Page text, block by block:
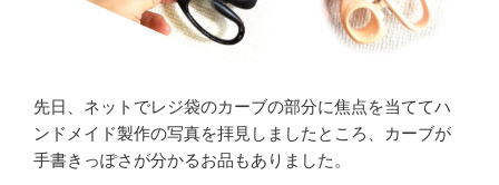
先日、ネットでレジ袋のカーブの部分に焦点を当ててハ
ンドメイド製作の写真を拝見しましたところ、カーブが
手書きっぽさが分かるお品もありました。